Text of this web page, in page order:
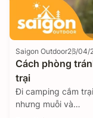
Saigon Outdoor26/04/
Cách phòng
trại
Đi camping cắm
nhưng muỗi và…